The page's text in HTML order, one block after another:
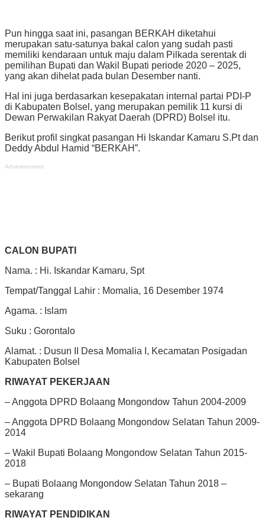
Pun hingga saat ini, pasangan BERKAH diketahui
merupakan satu-satunya bakal calon yang sudah pasti
memiliki kendaraan untuk maju dalam Pilkada serentak di
pemilihan Bupati dan Wakil Bupati periode 2020 – 2025,
yang akan dihelat pada bulan Desember nanti.
Hal ini juga berdasarkan kesepakatan internal partai PDI-P
di Kabupaten Bolsel, yang merupakan pemilik 11 kursi di
Dewan Perwakilan Rakyat Daerah (DPRD) Bolsel itu.
Berikut profil singkat pasangan Hi Iskandar Kamaru S.Pt dan
Deddy Abdul Hamid “BERKAH”.
Advertisement
CALON BUPATI
Nama. : Hi. Iskandar Kamaru, Spt
Tempat/Tanggal Lahir : Momalia, 16 Desember 1974
Agama. : Islam
Suku : Gorontalo
Alamat. : Dusun II Desa Momalia I, Kecamatan Posigadan
Kabupaten Bolsel
RIWAYAT PEKERJAAN
– Anggota DPRD Bolaang Mongondow Tahun 2004-2009
– Anggota DPRD Bolaang Mongondow Selatan Tahun 2009-
2014
– Wakil Bupati Bolaang Mongondow Selatan Tahun 2015-
2018
– Bupati Bolaang Mongondow Selatan Tahun 2018 –
sekarang
RIWAYAT PENDIDIKAN